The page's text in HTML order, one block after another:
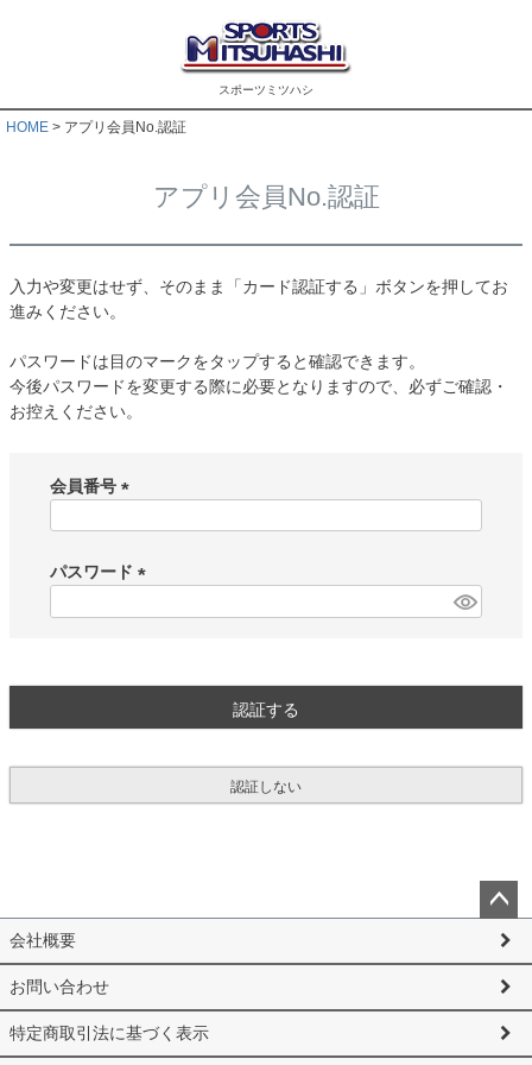
スポーツミツハシ
HOME アプリ会員No.認証
アプリ会員No.認証
入力や変更はせず、そのまま「カード認証する」ボタンを押してお
進みください。
パスワードは目のマークをタップすると確認できます。
今後パスワードを変更する際に必要となりますので、必ずご確認・
お控えください。
会員番号
須
)
パスワード
認証する
認証しない
ペー
ップ
へ
会社概要
お問い合わせ
特定商取引法に基づく表示